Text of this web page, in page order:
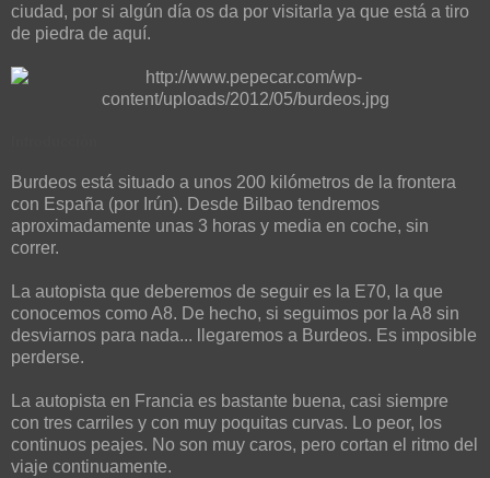
ciudad, por si algún día os da por visitarla ya que está a tiro
de piedra de aquí.
Burdeos está situado a unos 200 kilómetros de la frontera
con España (por Irún). Desde Bilbao tendremos
aproximadamente unas 3 horas y media en coche, sin
correr.
La autopista que deberemos de seguir es la E70, la que
conocemos como A8. De hecho, si seguimos por la A8 sin
desviarnos para nada... llegaremos a Burdeos. Es imposible
perderse.
La autopista en Francia es bastante buena, casi siempre
con tres carriles y con muy poquitas curvas. Lo peor, los
continuos peajes. No son muy caros, pero cortan el ritmo del
viaje continuamente.